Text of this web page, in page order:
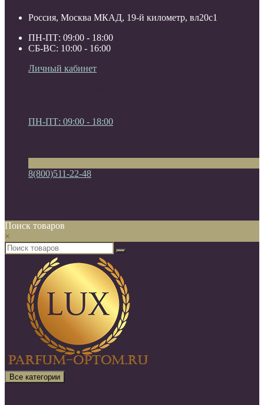
Россия, Москва МКАД, 19-й километр, вл20с1
ПН-ПТ: 09:00 - 18:00
СБ-ВС: 10:00 - 16:00
Личный кабинет
ПН-ПТ: 09:00 - 18:00
8(800)511-22-48
Поиск товаров
×
Все категории